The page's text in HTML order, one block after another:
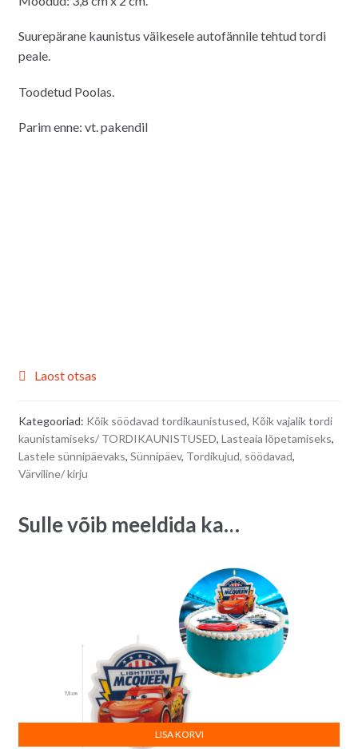
Suurepärane kaunistus väikesele autofännile tehtud tordi
peale.
Toodetud Poolas.
Parim enne: vt. pakendil
Laost otsas
Kategooriad: Kõik söödavad tordikaunistused, Kõik vajalik tordi
kaunistamiseks/ TORDIKAUNISTUSED, Lasteaia lõpetamiseks,
Lastele sünnipäevaks, Sünnipäev, Tordikujud, söödavad,
Värviline/ kirju
Sulle võib meeldida ka…
LISA KORVI